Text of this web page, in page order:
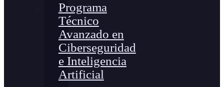
Programa
Técnico
Avanzado en
Ciberseguridad
e Inteligencia
Artificial